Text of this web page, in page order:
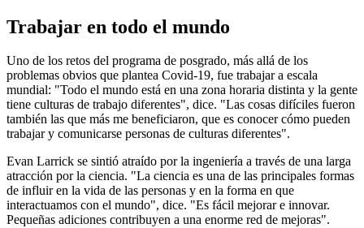
Trabajar en todo el mundo
Uno de los retos del programa de posgrado, más allá de los
problemas obvios que plantea Covid-19, fue trabajar a escala
mundial: "Todo el mundo está en una zona horaria distinta y la gente
tiene culturas de trabajo diferentes", dice. "Las cosas difíciles fueron
también las que más me beneficiaron, que es conocer cómo pueden
trabajar y comunicarse personas de culturas diferentes".
Evan Larrick se sintió atraído por la ingeniería a través de una larga
atracción por la ciencia. "La ciencia es una de las principales formas
de influir en la vida de las personas y en la forma en que
interactuamos con el mundo", dice. "Es fácil mejorar e innovar.
Pequeñas adiciones contribuyen a una enorme red de mejoras".